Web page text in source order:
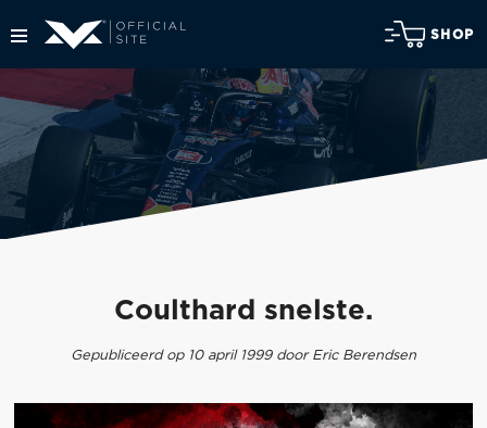
SHOP
Coulthard snelste.
Gepubliceerd op 10 april 1999 door Eric Berendsen